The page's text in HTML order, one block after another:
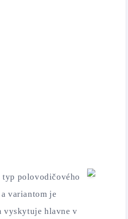
typ polovodičového
variantom je
vyskytuje hlavne v